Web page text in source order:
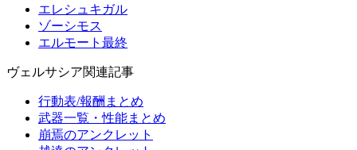
エレシュキガル
ゾーシモス
エルモート最終
ヴェルサシア関連記事
行動表/報酬まとめ
武器一覧・性能まとめ
崩焉のアンクレット